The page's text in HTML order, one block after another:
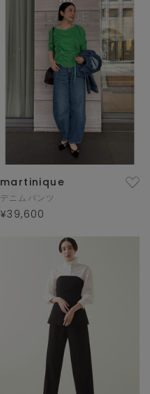
martinique
デニムパンツ
¥39,600